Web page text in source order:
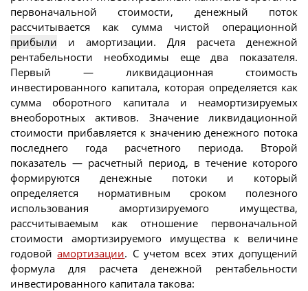
первоначальной стоимости, денежный поток
рассчитывается как сумма чистой операционной
прибыли и амортизации. Для расчета денежной
рентабельности необходимы еще два показателя.
Первый — ликвидационная стоимость
инвестированного капитала, которая определяется как
сумма оборотного капитала и неамортизируемых
внеоборотных активов. Значение ликвидационной
стоимости прибавляется к значению денежного потока
последнего года расчетного периода. Второй
показатель — расчетный период, в течение которого
формируются денежные потоки и который
определяется нормативным сроком полезного
использования амортизируемого имущества,
рассчитываемым как отношение первоначальной
стоимости амортизируемого имущества к величине
годовойамортизации. С учетом всех этих допущений
формула для расчета денежной рентабельности
инвестированного капитала такова: